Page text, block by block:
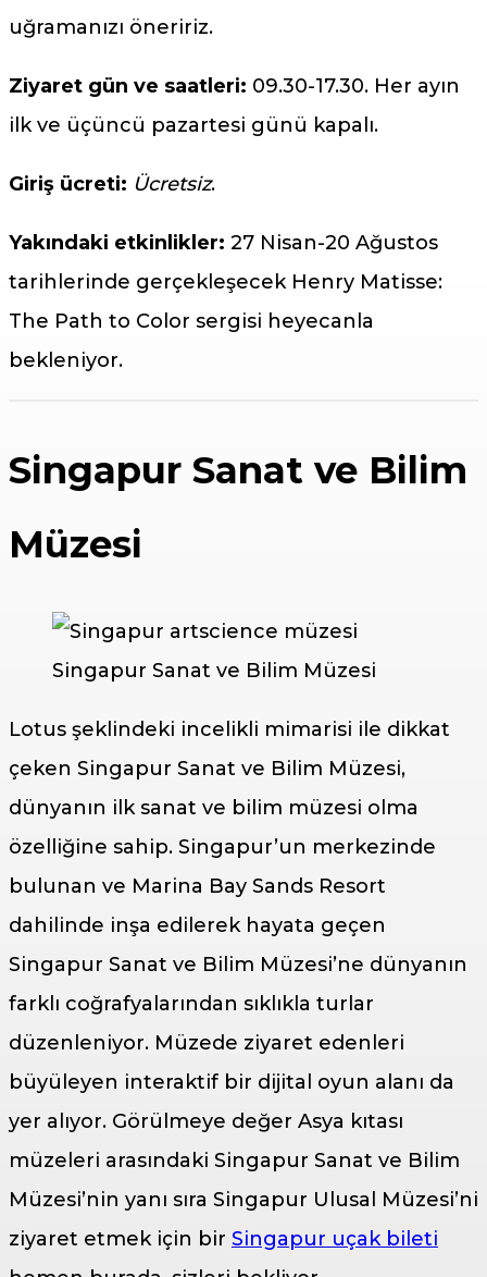
uğramanızı öneririz.
Ziyaret gün ve saatleri: 09.30-17.30. Her ayın
ilk ve üçüncü pazartesi günü kapalı.
Giriş ücreti: Ücretsiz.
Yakındaki etkinlikler: 27 Nisan-20 Ağustos
tarihlerinde gerçekleşecek Henry Matisse:
The Path to Color sergisi heyecanla
bekleniyor.
Singapur Sanat ve Bilim
Müzesi
Singapur Sanat ve Bilim Müzesi
Lotus şeklindeki incelikli mimarisi ile dikkat
çeken Singapur Sanat ve Bilim Müzesi,
dünyanın ilk sanat ve bilim müzesi olma
özelliğine sahip. Singapur’un merkezinde
bulunan ve Marina Bay Sands Resort
dahilinde inşa edilerek hayata geçen
Singapur Sanat ve Bilim Müzesi’ne dünyanın
farklı coğrafyalarından sıklıkla turlar
düzenleniyor. Müzede ziyaret edenleri
büyüleyen interaktif bir dijital oyun alanı da
yer alıyor. Görülmeye değer Asya kıtası
müzeleri arasındaki Singapur Sanat ve Bilim
Müzesi’nin yanı sıra Singapur Ulusal Müzesi’ni
ziyaret etmek için bir Singapur uçak bileti